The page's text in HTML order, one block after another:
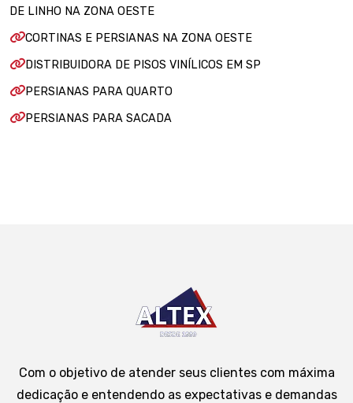
DE LINHO NA ZONA OESTE
CORTINAS E PERSIANAS NA ZONA OESTE
DISTRIBUIDORA DE PISOS VINÍLICOS EM SP
PERSIANAS PARA QUARTO
PERSIANAS PARA SACADA
Com o objetivo de atender seus clientes com máxima
dedicação e entendendo as expectativas e demandas